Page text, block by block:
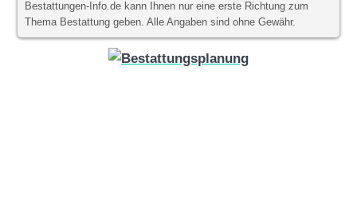
Bestattungen-Info.de kann Ihnen nur eine erste Richtung zum
Thema Bestattung geben. Alle Angaben sind ohne Gewähr.